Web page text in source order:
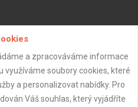
dne 09.03.2025 18:49:07
a zpracováváme informace
využíváme soubory cookies, které
a personalizovat nabídky. Pro
Váš souhlas, který vyjádříte